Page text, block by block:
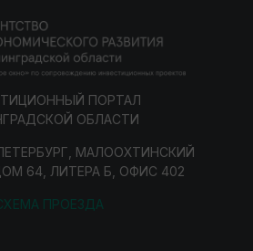
ПОРТАЛ
ОБЛАСТИ
ПЕТЕРБУРГ, МАЛООХТИНСКИЙ
64, ЛИТЕРА Б, ОФИС 402
ПРОЕЗДА